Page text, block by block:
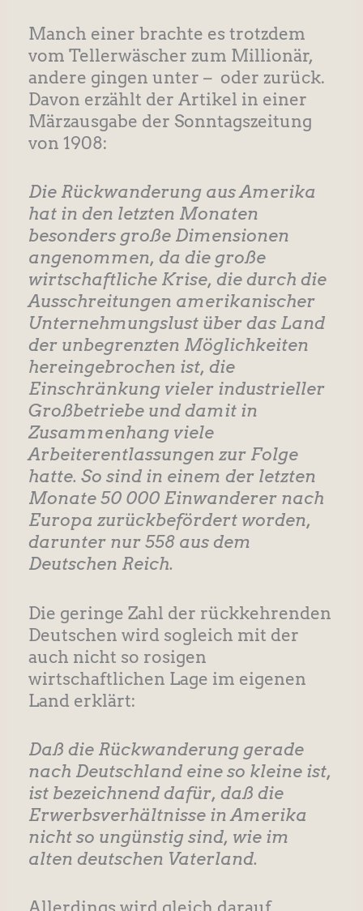
Manch einer brachte es trotzdem
vom Tellerwäscher zum Millionär,
andere gingen unter – oder zurück.
Davon erzählt der Artikel in einer
Märzausgabe der Sonntagszeitung
von 1908:
Die Rückwanderung aus Amerika
hat in den letzten Monaten
besonders große Dimensionen
angenommen, da die große
wirtschaftliche Krise, die durch die
Ausschreitungen amerikanischer
Unternehmungslust über das Land
der unbegrenzten Möglichkeiten
hereingebrochen ist, die
Einschränkung vieler industrieller
Großbetriebe und damit in
Zusammenhang viele
Arbeiterentlassungen zur Folge
hatte. So sind in einem der letzten
Monate 50 000 Einwanderer nach
Europa zurückbefördert worden,
darunter nur 558 aus dem
Deutschen Reich.
Die geringe Zahl der rückkehrenden
Deutschen wird sogleich mit der
auch nicht so rosigen
wirtschaftlichen Lage im eigenen
Land erklärt:
Daß die Rückwanderung gerade
nach Deutschland eine so kleine ist,
ist bezeichnend dafür, daß die
Erwerbsverhältnisse in Amerika
nicht so ungünstig sind, wie im
alten deutschen Vaterland.